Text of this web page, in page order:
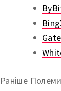
Раніше